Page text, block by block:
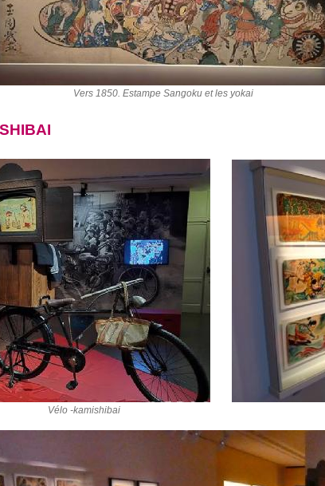
Vers 1850. Estampe Sangoku et les yokai
Vélo -kamishibai